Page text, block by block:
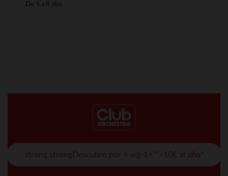
De 5 a 8 días
strong strongDescubro por < wg-1="">10€ al año*